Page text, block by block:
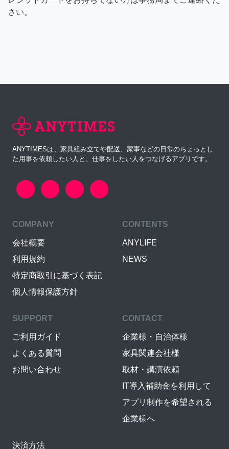
さい。
ANYTIMESは、家具組み立てや配送、家事などの日常のちょっとし
た用事を依頼したい人と、仕事をしたい人をつなげるアプリです。
COMPANY
会社概要
利用規約
特定商取引に基づく表記
個人情報保護方針
CONTENTS
ANYLIFE
NEWS
SUPPORT
ご利用ガイド
よくある質問
お問い合わせ
CONTACT
企業様・自治体様
家具関連会社様
取材・講演依頼
IT導入補助金を利用して
アプリ制作を希望される
企業様へ
決済方法